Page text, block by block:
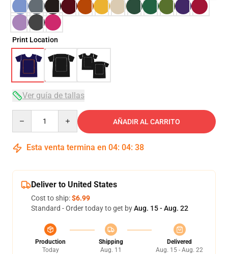
Print Location
Ver guía de tallas
AÑADIR AL CARRITO
Esta venta termina en 04: 04: 38
Deliver to United States
Cost to ship:$6.99
Standard - Order today to get byAug. 15 - Aug. 22
Production
Today
Shipping
Aug. 11
Delivered
Aug. 15 - Aug. 22